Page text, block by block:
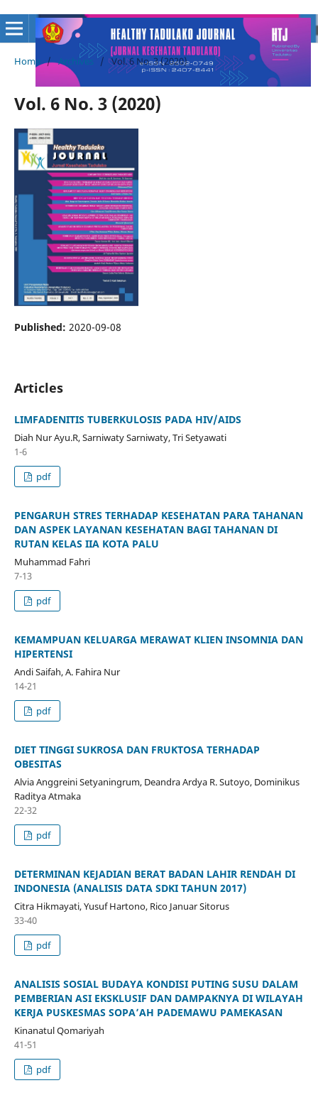
Home / Archives / Vol. 6 No. 3 (2020)
Vol. 6 No. 3 (2020)
Published: 2020-09-08
Articles
LIMFADENITIS TUBERKULOSIS PADA HIV/AIDS
Diah Nur Ayu.R, Sarniwaty Sarniwaty, Tri Setyawati
1-6
pdf
PENGARUH STRES TERHADAP KESEHATAN PARA TAHANAN
DAN ASPEK LAYANAN KESEHATAN BAGI TAHANAN DI
RUTAN KELAS IIA KOTA PALU
Muhammad Fahri
7-13
pdf
KEMAMPUAN KELUARGA MERAWAT KLIEN INSOMNIA DAN
HIPERTENSI
Andi Saifah, A. Fahira Nur
14-21
pdf
DIET TINGGI SUKROSA DAN FRUKTOSA TERHADAP
OBESITAS
Alvia Anggreini Setyaningrum, Deandra Ardya R. Sutoyo, Dominikus
Raditya Atmaka
22-32
pdf
DETERMINAN KEJADIAN BERAT BADAN LAHIR RENDAH DI
INDONESIA (ANALISIS DATA SDKI TAHUN 2017)
Citra Hikmayati, Yusuf Hartono, Rico Januar Sitorus
33-40
pdf
ANALISIS SOSIAL BUDAYA KONDISI PUTING SUSU DALAM
PEMBERIAN ASI EKSKLUSIF DAN DAMPAKNYA DI WILAYAH
KERJA PUSKESMAS SOPA’AH PADEMAWU PAMEKASAN
Kinanatul Qomariyah
41-51
pdf